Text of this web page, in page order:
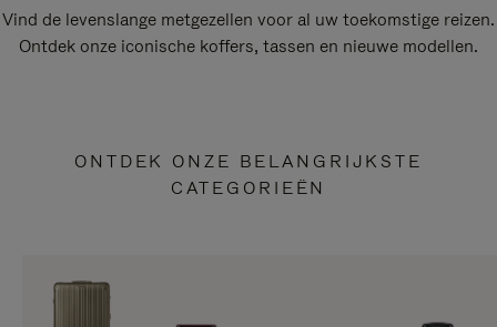
Vind de levenslange metgezellen voor al uw toekomstige reizen.
Ontdek onze iconische koffers, tassen en nieuwe modellen.
ONTDEK ONZE BELANGRIJKSTE
CATEGORIEËN